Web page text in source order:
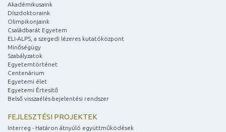
Akadémikusaink
Díszdoktoraink
Olimpikonjaink
Családbarát Egyetem
ELI-ALPS, a szegedi lézeres kutatóközpont
Minőségügy
Szabályzatok
Egyetemtörténet
Centenárium
Egyetemi élet
Egyetemi Értesítő
Belső visszaélés-bejelentési rendszer
FEJLESZTÉSI PROJEKTEK
Interreg - Határon átnyúló együttműködések